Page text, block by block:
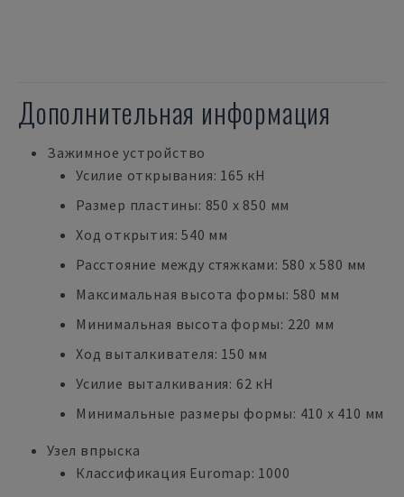
Дополнительная информация
Зажимное устройство
Усилие открывания: 165 кН
Размер пластины: 850 x 850 мм
Ход открытия: 540 мм
Расстояние между стяжками: 580 x 580 мм
Максимальная высота формы: 580 мм
Минимальная высота формы: 220 мм
Ход выталкивателя: 150 мм
Усилие выталкивания: 62 кН
Минимальные размеры формы: 410 x 410 мм
Узел впрыска
Классификация Euromap: 1000